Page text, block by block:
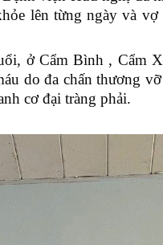
lên từng ngày và
ở Cẩm Bình , Cẩm
do đa chấn thương
cơ đại tràng phải.